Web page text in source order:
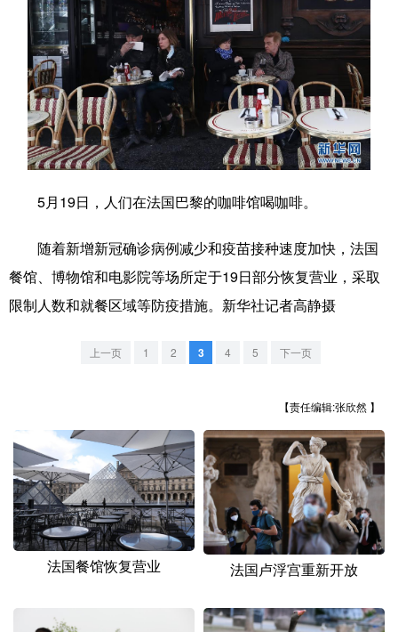
访谈 视频 图片 政务
法律 中央文件 金融 汽车
食品 人居 信息化 数字经济
学术中国 乡村振兴 银龄 溯源中国
彩票 娱乐 时尚
公益 一带一路 亚太网 上市公司
文化产业
辽宁 吉林 上海 江苏
浙江 安徽 福建 江西
山东 河南 湖北 湖南
广东 广西 海南 重庆
陕西 青海 宁夏
5月19日，人们在法国巴黎的咖啡馆喝咖啡。
随着新增新冠确诊病例减少和疫苗接种速度加快，法国
餐馆、博物馆和电影院等场所定于19日部分恢复营业，采取
限制人数和就餐区域等防疫措施。新华社记者高静摄
上一页 1 2 3 4 5 下一页
【责任编辑:张欣然 】
法国餐馆恢复营业 法国卢浮宫重新开放